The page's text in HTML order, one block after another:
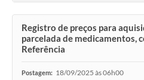
Registro de preços para
parcelada de medicamentos,
Referência
Postagem: 18/09/2025 às 06h00